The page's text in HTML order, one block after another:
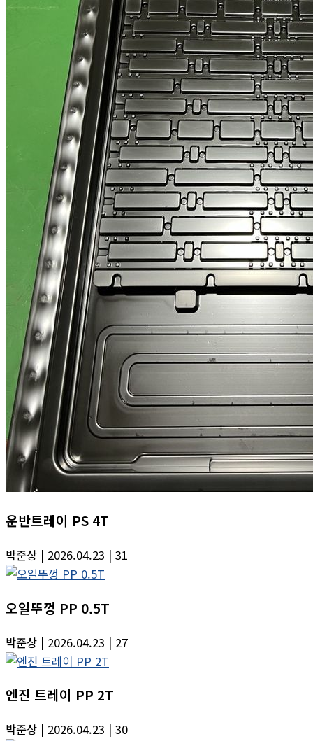
운반트레이 PS 4T
박준상 | 2026.04.23 | 31
오일뚜껑 PP 0.5T
박준상 | 2026.04.23 | 27
엔진 트레이 PP 2T
박준상 | 2026.04.23 | 30